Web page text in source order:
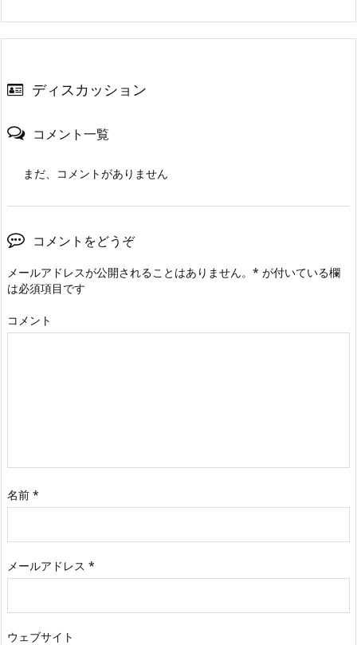
ディスカッション
コメント一覧
まだ、コメントがありません
コメントをどうぞ
メールアドレスが公開されることはありません。 * が付いている欄
は必須項目です
コメント
名前 *
メールアドレス *
ウェブサイト